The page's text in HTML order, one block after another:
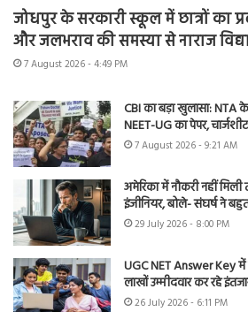
जोधपुर के सरकारी स्कूल में छात्रों का
और जलभराव की समस्या से नाराज
7 August 2026 - 4:49 PM
CBI का बड़ा खुलासा:
NEET-UG का पेपर,
7 August 2026 - 9:21 AM
अमेरिका में नौकरी नहीं
इंजीनियर, बोले- संघर्ष ने
29 July 2026 - 8:00 PM
UGC NET Answer Key
लाखों उम्मीदवार कर रहे
26 July 2026 - 6:11 PM